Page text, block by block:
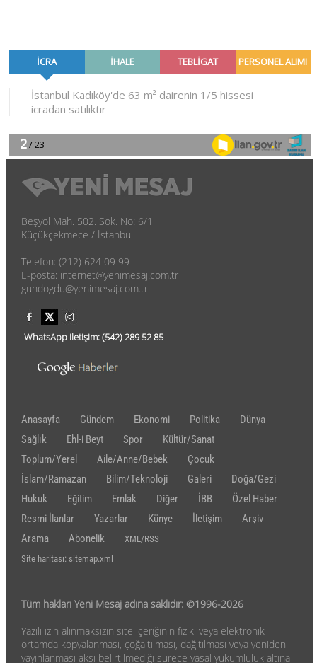
Beşyol Mah. 502. Sok. No: 6/1
Küçükçekmece / İstanbul
Telefon: (212) 624 09 99
E-posta: internet@yenimesaj.com.tr
gundogdu@yenimesaj.com.tr
WhatsApp iletişim:(542)289 52 85
Anasayfa Gündem Ekonomi Politika
Dünya
Sağlık
Ehl-i Beyt Spor
Kültür/Sanat
Toplum/Yerel
Aile/Anne/Bebek
Çocuk
İslam/Ramazan
Bilim/Teknoloji Galeri
Doğa/Gezi
Hukuk
Eğitim Emlak Diğer İBB
Özel Haber
Resmi İlanlar
Yazarlar Künye İletişim
Arşiv
Arama
Abonelik
XML/RSS
Site haritası: sitemap.xml
Tüm hakları Yeni Mesaj adına saklıdır: ©1996-2026
Yazılı izin alınmaksızın site içeriğinin fiziki veya elektronik
ortamda kopyalanması, çoğaltılması, dağıtılması veya yeniden
yayınlanması aksi belirtilmediği sürece yasal yükümlülük altına